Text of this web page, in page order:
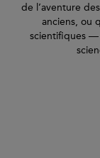
de l’aventure
anciens, ou
scientifiques —